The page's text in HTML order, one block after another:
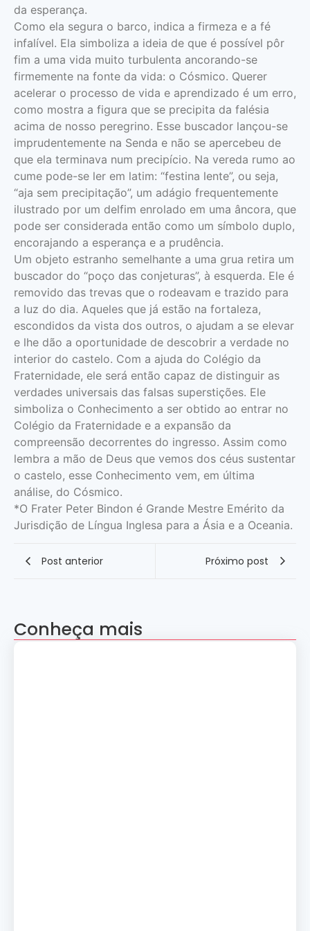
da esperança.
Como ela segura o barco, indica a firmeza e a fé
infalível. Ela simboliza a ideia de que é possível pôr
fim a uma vida muito turbulenta ancorando-se
firmemente na fonte da vida: o Cósmico. Querer
acelerar o processo de vida e aprendizado é um erro,
como mostra a figura que se precipita da falésia
acima de nosso peregrino. Esse buscador lançou-se
imprudentemente na Senda e não se apercebeu de
que ela terminava num precipício. Na vereda rumo ao
cume pode-se ler em latim: “festina lente”, ou seja,
“aja sem precipitação”, um adágio frequentemente
ilustrado por um delfim enrolado em uma âncora, que
pode ser considerada então como um símbolo duplo,
encorajando a esperança e a prudência.
Um objeto estranho semelhante a uma grua retira um
buscador do “poço das conjeturas”, à esquerda. Ele é
removido das trevas que o rodeavam e trazido para
a luz do dia. Aqueles que já estão na fortaleza,
escondidos da vista dos outros, o ajudam a se elevar
e lhe dão a oportunidade de descobrir a verdade no
interior do castelo. Com a ajuda do Colégio da
Fraternidade, ele será então capaz de distinguir as
verdades universais das falsas superstições. Ele
simboliza o Conhecimento a ser obtido ao entrar no
Colégio da Fraternidade e a expansão da
compreensão decorrentes do ingresso. Assim como
lembra a mão de Deus que vemos dos céus sustentar
o castelo, esse Conhecimento vem, em última
análise, do Cósmico.
*O Frater Peter Bindon é Grande Mestre Emérito da
Jurisdição de Língua Inglesa para a Ásia e a Oceania.
Post anterior Próximo post
Conheça mais